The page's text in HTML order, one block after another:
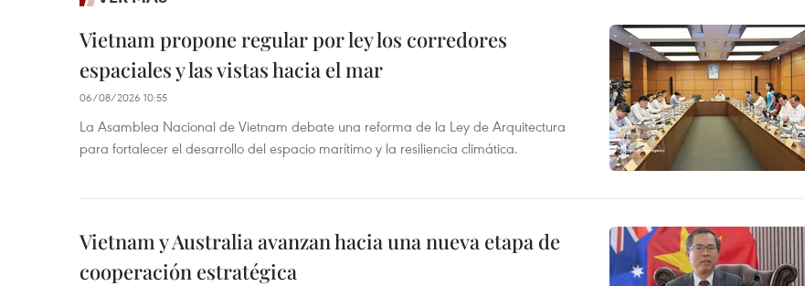
Vietnam propone regular por ley los corredores
espaciales y las vistas hacia el mar
06/08/2026 10:55
La Asamblea Nacional de Vietnam debate una reforma de la Ley de Arquitectura
para fortalecer el desarrollo del espacio marítimo y la resiliencia climática.
Vietnam y Australia avanzan hacia una nueva etapa de
cooperación estratégica